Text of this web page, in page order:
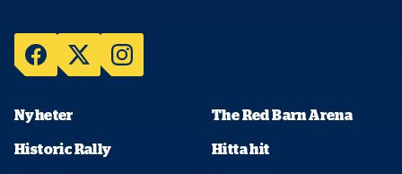
Nyheter The Red Barn Arena
Historic Rally Hitta hit